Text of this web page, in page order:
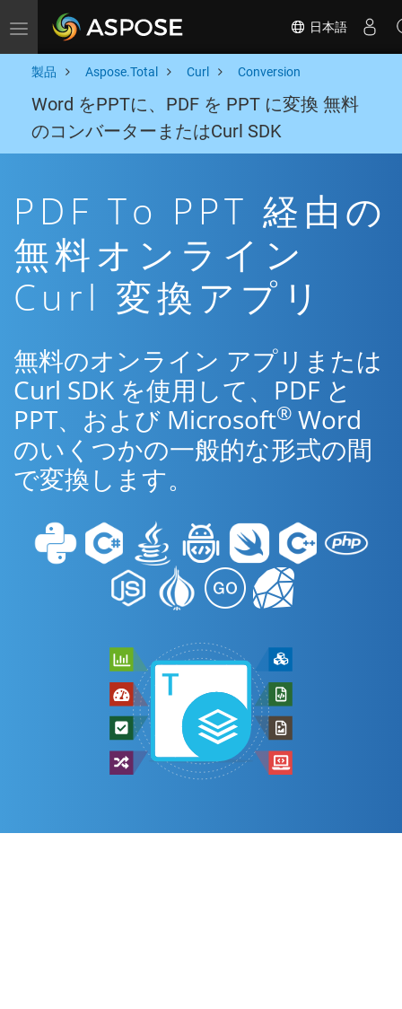
Toggle navigation 日本語
製品 Aspose.Total Curl Conversion
Word をPPTに、PDF を PPT に変換 無料
のコンバーターまたはCurl SDK
PDF To PPT 経由の
無料オンライン
Curl 変換アプリ
無料のオンライン アプリまたは
Curl SDK を使用して、PDF と
PPT、および Microsoft® Word
のいくつかの一般的な形式の間
で変換します。